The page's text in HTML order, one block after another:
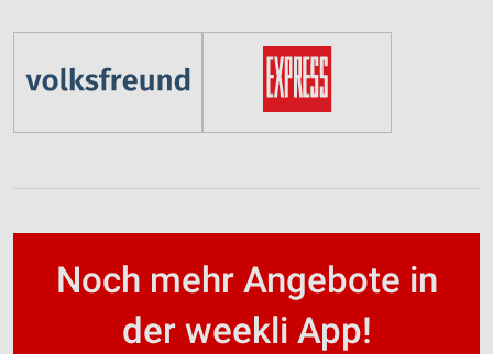
Noch mehr Angebote in
der weekli App!